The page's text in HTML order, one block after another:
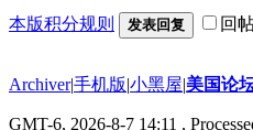
本版积分规则 发表回复 回
Archiver|手机版|小黑屋|美国论
GMT-6, 2026-8-7 14:11 ,